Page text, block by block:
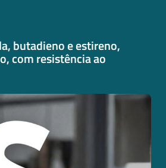
butadieno e estireno,
com resistência ao